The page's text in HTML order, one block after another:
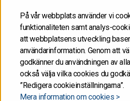
På vår webbplats använder vi
funktionaliteten samt analys-
att webbplatsens utveckling
användarinformation. Genom att
godkänner du användningen av
också välja vilka cookies du
”Redigera cookieinställningarna”.
Mera information om cookies >
S&P Global
lämnade
kreditbetyg